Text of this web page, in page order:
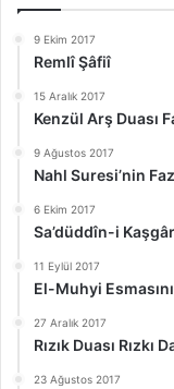
9 Ekim 2017
Remlî Şâfiî
15 Aralık 2017
Kenzül Arş Duası
9 Ağustos 2017
Nahl Suresi’nin
6 Ekim 2017
Sa’düddîn-i
11 Eylül 2017
El-Muhyi
27 Aralık 2017
Rızık Duası
23 Ağustos 2017